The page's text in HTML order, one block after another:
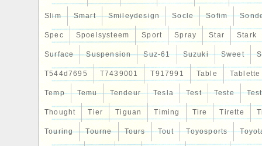
Slim Smart Smileydesign Socle Sofim
Spec Spoelsysteem Sport Spray Star Stark
Surface Suspension Suz-61 Suzuki Sweet
T544d7695 T7439001 T917991 Table Tablette
Temp Temu Tendeur Tesla Test Teste
Thought Tier Tiguan Timing Tire Tirette
Touring Tourne Tours Tout Toyosports